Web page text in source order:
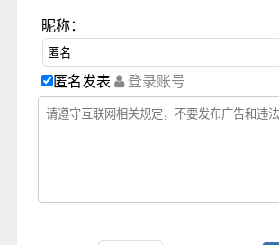
昵称：
匿名发表 登录账号